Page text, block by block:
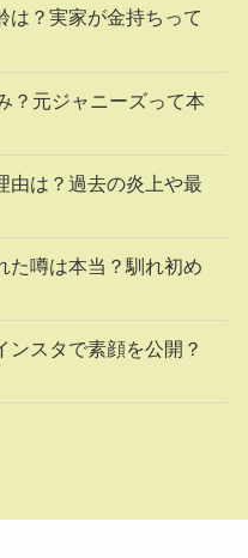
は？実家が金持ちって
？元ジャニーズって本
由は？過去の炎上や最
た噂は本当？馴れ初め
ンスタで素顔を公開？